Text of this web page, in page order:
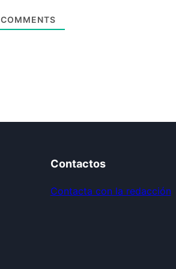
COMMENTS
Contactos
Contacta con la redacción